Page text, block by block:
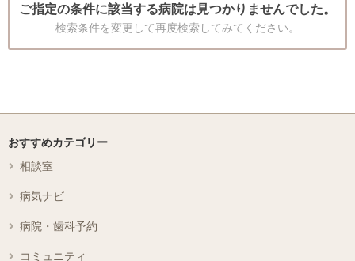
ご指定の条件に該当する病院は見つかりませんでした。
検索条件を変更して再度検索してみてください。
おすすめカテゴリー
相談室
病気ナビ
病院・歯科予約
コミュニティ